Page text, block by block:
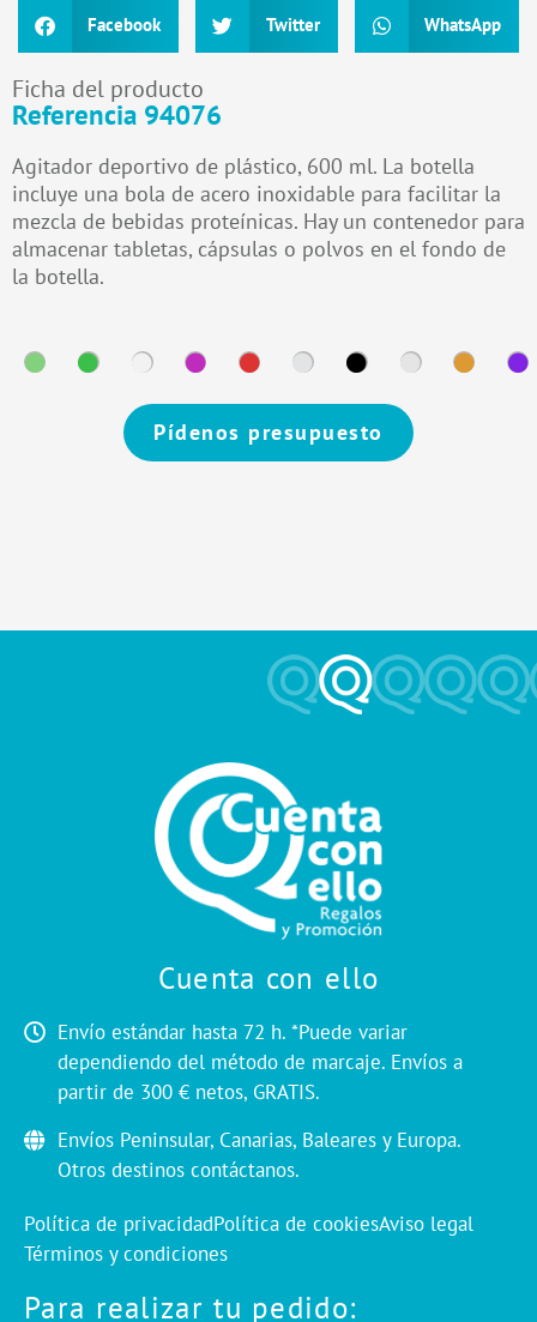
Facebook Twitter WhatsApp
Ficha del producto
Referencia 94076
Agitador deportivo de plástico, 600 ml. La botella
incluye una bola de acero inoxidable para facilitar la
mezcla de bebidas proteínicas. Hay un contenedor para
almacenar tabletas, cápsulas o polvos en el fondo de
la botella.
Pídenos presupuesto
Cuenta con ello
Envío estándar hasta 72 h. *Puede variar
dependiendo del método de marcaje. Envíos a
partir de 300 € netos, GRATIS.
Envíos Peninsular, Canarias, Baleares y Europa.
Otros destinos contáctanos.
Política de privacidadPolítica de cookiesAviso legal
Términos y condiciones
Para realizar tu pedido: